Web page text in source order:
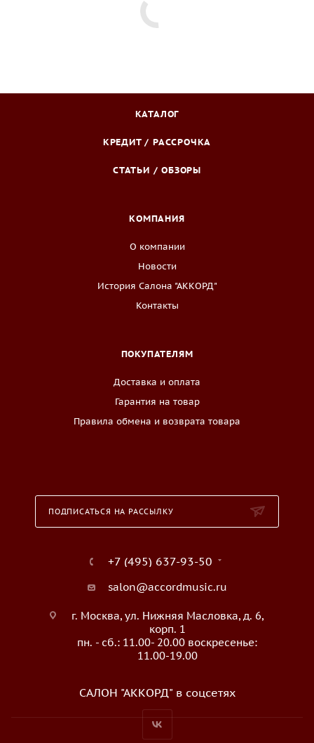
КАТАЛОГ
КРЕДИТ / РАССРОЧКА
СТАТЬИ / ОБЗОРЫ
КОМПАНИЯ
О компании
Новости
История Салона "АККОРД"
Контакты
ПОКУПАТЕЛЯМ
Доставка и оплата
Гарантия на товар
Правила обмена и возврата товара
ПОДПИСАТЬСЯ НА РАССЫЛКУ
+7 (495) 637-93-50
salon@accordmusic.ru
г. Москва, ул. Нижняя Масловка, д. 6,
корп. 1
пн. - сб.: 11.00- 20.00 воскресенье:
11.00-19.00
САЛОН "АККОРД" в соцсетях